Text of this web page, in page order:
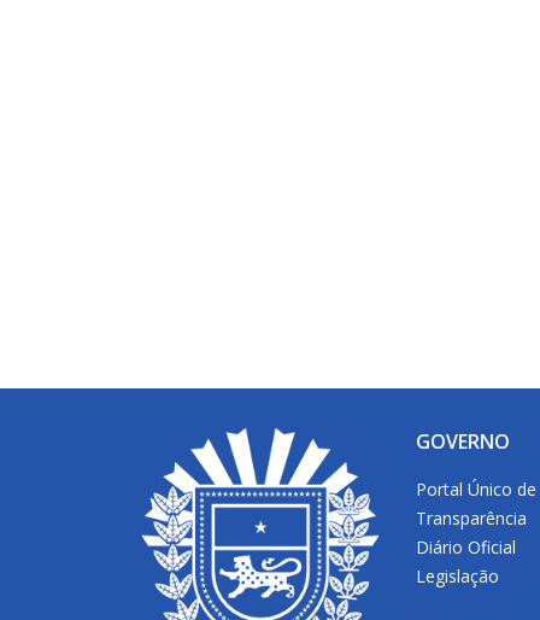
GOVERNO
Portal Único de
Transparência
Diário Oficial
Legislação